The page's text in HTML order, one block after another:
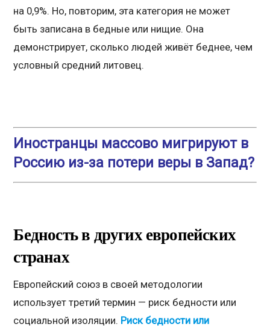
на 0,9%. Но, повторим, эта категория не может
быть записана в бедные или нищие. Она
демонстрирует, сколько людей живёт беднее, чем
условный средний литовец.
Иностранцы массово мигрируют в
Россию из-за потери веры в Запад?
Бедность в других европейских
странах
Европейский союз в своей методологии
использует третий термин — риск бедности или
социальной изоляции. Риск бедности или